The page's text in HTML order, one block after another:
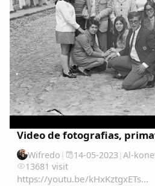
Video de fotografias,
Wifredo | 14-05-2023| Al-
13681 visit
https://youtu.be/kHxKztgxETs...